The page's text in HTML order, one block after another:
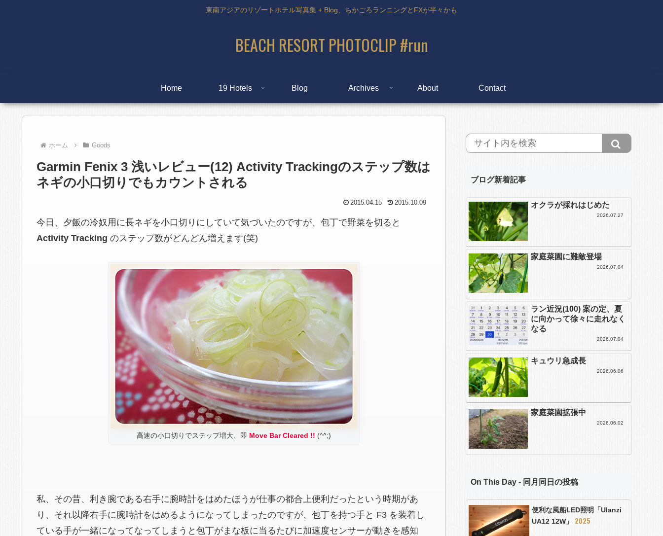
東南アジアのリゾートホテル写真集 + Blog、ちかごろランニングとFXが半々かも
BEACH RESORT PHOTOCLIP #run
Home 19 Hotels Blog Archives About Contact
ホーム Goods
Garmin Fenix 3 浅いレビュー(12) Activity Trackingのステップ数は
ネギの小口切りでもカウントされる
2015.04.15 2015.10.09
今日、夕飯の冷奴用に長ネギを小口切りにしていて気づいたのですが、包丁で野菜を切ると
Activity Tracking のステップ数がどんどん増えます(笑)
高速の小口切りでステップ増大、即 Move Bar Cleared !! (^^;)
私、その昔、利き腕である右手に腕時計をはめたほうが仕事の都合上便利だったという時期があ
り、それ以降右手に腕時計をはめるようになってしまったのですが、包丁を持つ手と F3 を装着し
ている手が一緒になってなってしまうと包丁がまな板に当るたびに加速度センサーが動きを感知
ブログ新着記事
オクラが採れはじめた
2026.07.27
家庭菜園に難敵登場
2026.07.04
ラン近況(100) 案の定、夏
に向かって徐々に走れなく
なる
2026.07.04
キュウリ急成長
2026.06.06
家庭菜園拡張中
2026.06.02
On This Day - 同月同日の投稿
便利な風船LED照明「Ulanzi
UA12 12W」 2025